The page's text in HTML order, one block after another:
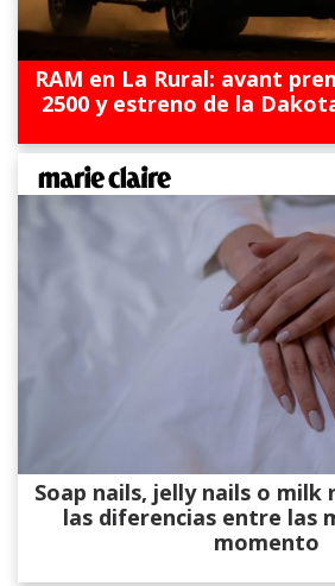
RAM en La Rural: avant
2500 y estreno de la
Soap nails, jelly nails o milk
las diferencias entre las
momento